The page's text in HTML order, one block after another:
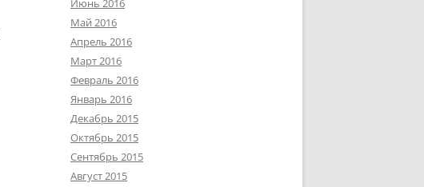
Июнь 2016
Май 2016
Апрель 2016
Март 2016
Февраль 2016
Январь 2016
Декабрь 2015
Октябрь 2015
Сентябрь 2015
Август 2015